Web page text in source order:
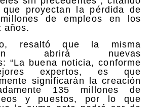
que proyectan la pérdida de
de empleos en los
años.
resaltó que la misma
abrirá nuevas
“La buena noticia, conforme
expertos, es que
significarán la creación
135 millones de
y puestos, por lo que